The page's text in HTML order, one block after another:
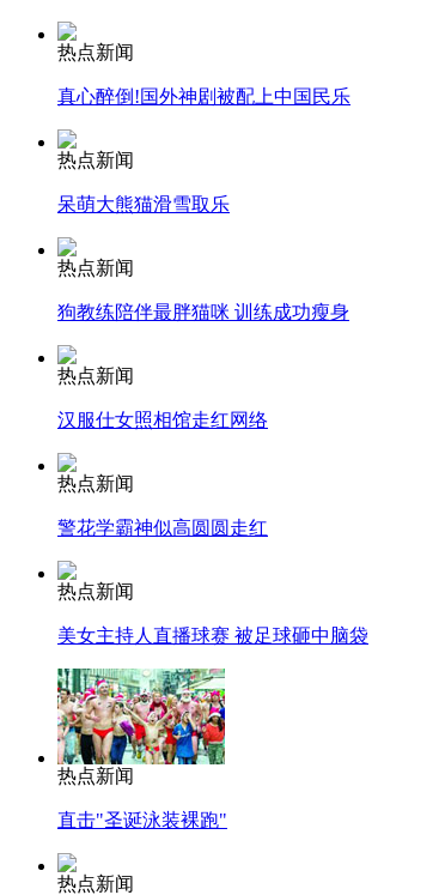
安徽一实载49人客车翻车
走！跟着总书记去植树
消防员救轻生者 花炮节热闹非凡 减压"枕头大
纽约上演“枕头大战”
司机酒驾遇交警 急速倒车逃窜
热点新闻
真心醉倒!国外神剧被配上中国民乐
热点新闻
呆萌大熊猫滑雪取乐
热点新闻
狗教练陪伴最胖猫咪 训练成功瘦身
热点新闻
汉服仕女照相馆走红网络
热点新闻
警花学霸神似高圆圆走红
热点新闻
美女主持人直播球赛 被足球砸中脑袋
热点新闻
直击"圣诞泳装裸跑"
热点新闻